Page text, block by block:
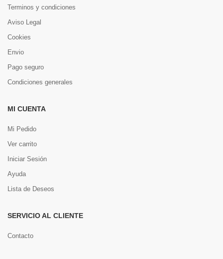
Terminos y condiciones
Aviso Legal
Cookies
Envio
Pago seguro
Condiciones generales
MI CUENTA
Mi Pedido
Ver carrito
Iniciar Sesión
Ayuda
Lista de Deseos
SERVICIO AL CLIENTE
Contacto